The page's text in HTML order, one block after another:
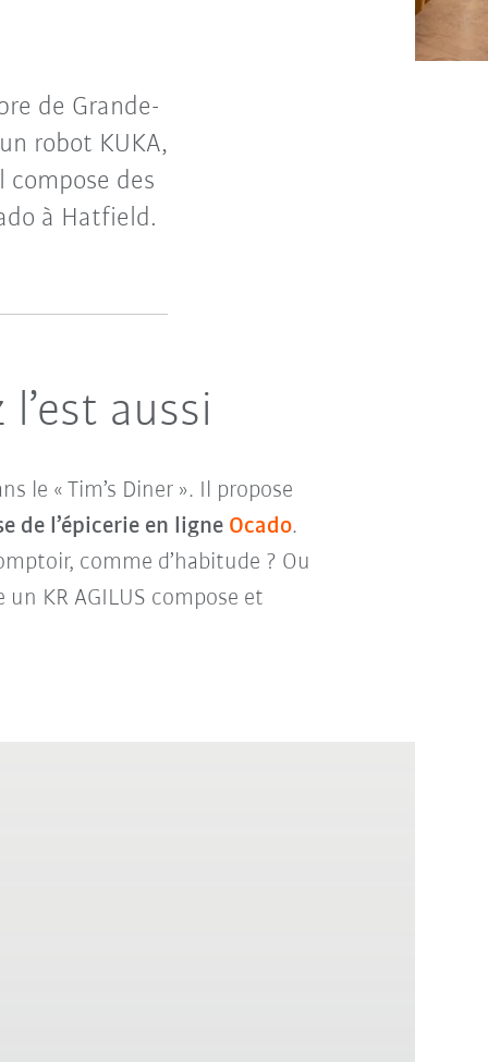
de Grande-
robot KUKA,
compose des
à Hatfield.
aussi
le « Tim’s Diner ». Il propose
de l’épicerie en ligne Ocado.
comme d’habitude ? Ou
KR AGILUS compose et